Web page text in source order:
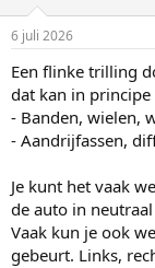
6 juli 2026
Een flinke trilling
dat kan in
- Banden, wielen,
- Aandrijfassen,
Je kunt het vaak
de auto in
Vaak kun je ook
gebeurt. Links,